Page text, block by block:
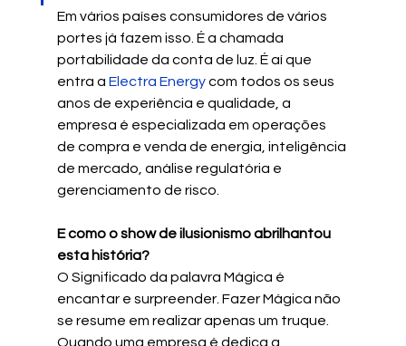
Em vários países consumidores de vários
portes já fazem isso. É a chamada
portabilidade da conta de luz. É aí que
entra a Electra Energy com todos os seus
anos de experiência e qualidade, a
empresa é especializada em operações
de compra e venda de energia, inteligência
de mercado, análise regulatória e
gerenciamento de risco.
E como o show de ilusionismo abrilhantou
esta história?
O Significado da palavra Mágica é
encantar e surpreender. Fazer Mágica não
se resume em realizar apenas um truque.
Quando uma empresa é dedica a